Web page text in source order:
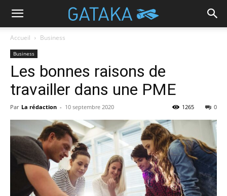
Accueil Business
Business
Les bonnes raisons de
travailler dans une PME
Par La rédaction - 10 septembre 2020 0
1265